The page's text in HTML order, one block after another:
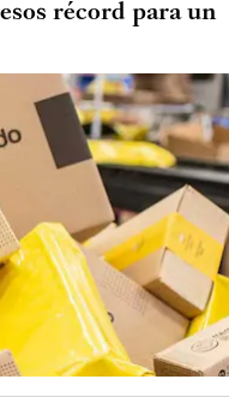
récord para un